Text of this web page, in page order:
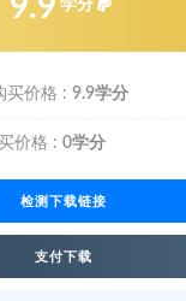
9.9 学分
买价格 : 9.9学分
价格 : 0学分
检测下载链接
支付下载